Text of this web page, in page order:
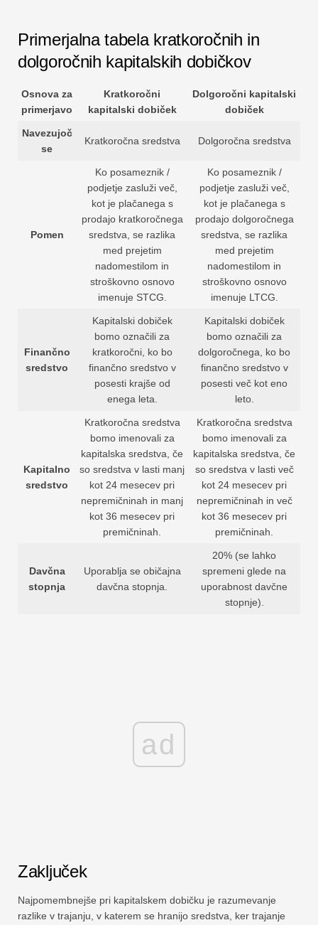
Primerjalna tabela kratkoročnih in
dolgoročnih kapitalskih dobičkov
Osnova za
primerjavo
Kratkoročni
kapitalski dobiček
Dolgoročni kapitalski
dobiček
Navezujoč
se
Kratkoročna sredstva Dolgoročna sredstva
Pomen
Ko posameznik /
podjetje zasluži več,
kot je plačanega s
prodajo kratkoročnega
sredstva, se razlika
med prejetim
nadomestilom in
stroškovno osnovo
imenuje STCG.
Ko posameznik /
podjetje zasluži več,
kot je plačanega s
prodajo dolgoročnega
sredstva, se razlika
med prejetim
nadomestilom in
stroškovno osnovo
imenuje LTCG.
Finančno
sredstvo
Kapitalski dobiček
bomo označili za
kratkoročni, ko bo
finančno sredstvo v
posesti krajše od
enega leta.
Kapitalski dobiček
bomo označili za
dolgoročnega, ko bo
finančno sredstvo v
posesti več kot eno
leto.
Kapitalno
sredstvo
Kratkoročna sredstva
bomo imenovali za
kapitalska sredstva, če
so sredstva v lasti manj
kot 24 mesecev pri
nepremičninah in manj
kot 36 mesecev pri
premičninah.
Kratkoročna sredstva
bomo imenovali za
kapitalska sredstva, če
so sredstva v lasti več
kot 24 mesecev pri
nepremičninah in več
kot 36 mesecev pri
premičninah.
Davčna
stopnja
Uporablja se običajna
davčna stopnja.
20% (se lahko
spremeni glede na
uporabnost davčne
stopnje).
ad
Zaključek
Najpomembnejše pri kapitalskem dobičku je razumevanje
razlike v trajanju, v katerem se hranijo sredstva, ker trajanje